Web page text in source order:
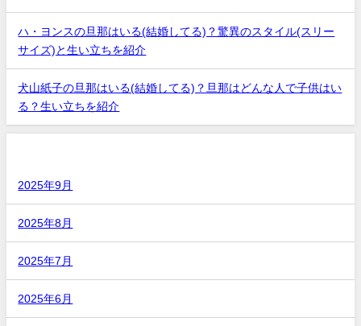
ハ・ヨンスの旦那はいる(結婚してる)？驚異のスタイル(スリー
サイズ)と生い立ちを紹介
犬山紙子の旦那はいる(結婚してる)？旦那はどんな人で子供はい
る？生い立ちを紹介
2025年9月
2025年8月
2025年7月
2025年6月